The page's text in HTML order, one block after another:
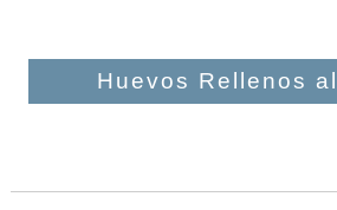
Huevos Rellenos